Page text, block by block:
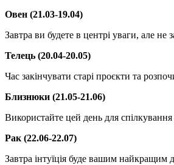
Овен (21.03-19.04)
Завтра ви будете в центрі уваги, але не
Телець (20.04-20.05)
Час закінчувати старі проєкти та
Близнюки (21.05-21.06)
Використайте цей день для
Рак (22.06-22.07)
Завтра інтуїція буде вашим